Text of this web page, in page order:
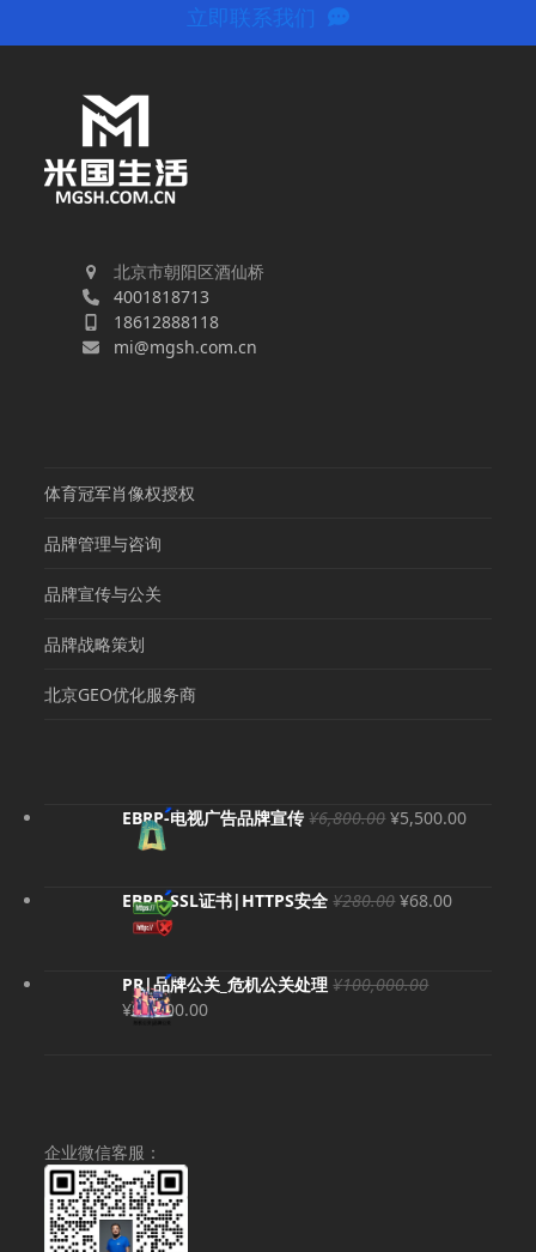
立即联系我们
北京市朝阳区酒仙桥
4001818713
18612888118
mi@mgsh.com.cn
体育冠军肖像权授权
品牌管理与咨询
品牌宣传与公关
品牌战略策划
北京GEO优化服务商
EBRP-电视广告品牌宣传 ¥6,800.00 原
¥6,800.00。
¥5,500.00当
EBRP-SSL证书|HTTPS安全 ¥280.00 原
¥280.00。
¥68.00当
PR|品牌公关_危机公关处理 ¥100,000.00
原
¥80,000.00当
企业微信客服：